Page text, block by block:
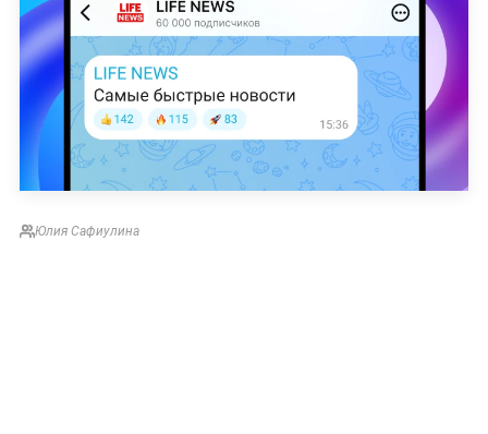
Юлия Сафиулина